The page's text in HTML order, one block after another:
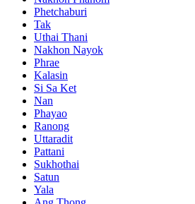
Phetchaburi
Tak
Uthai Thani
Nakhon Nayok
Phrae
Kalasin
Si Sa Ket
Nan
Phayao
Ranong
Uttaradit
Pattani
Sukhothai
Satun
Yala